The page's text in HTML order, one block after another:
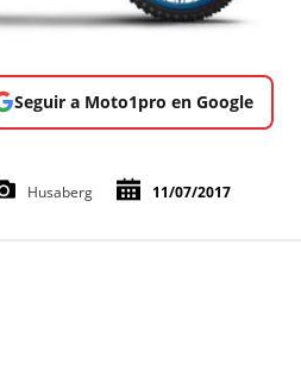
Seguir a Moto1pro en Google
Husaberg 11/07/2017